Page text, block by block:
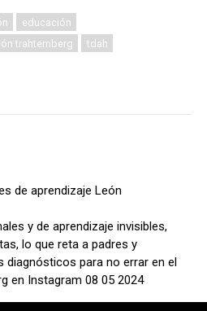
educación
trahtemberg tdah
de aprendizaje León
y de aprendizaje invisibles,
lo que reta a padres y
para no errar en el
en Instagram 08 05 2024